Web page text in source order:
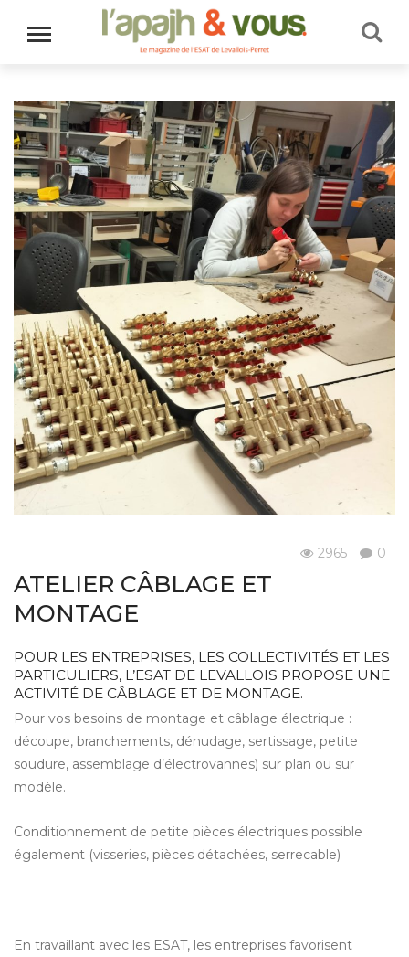
2965 0
ATELIER CÂBLAGE ET
MONTAGE
POUR LES ENTREPRISES, LES COLLECTIVITÉS ET LES
PARTICULIERS, L’ESAT DE LEVALLOIS PROPOSE UNE
ACTIVITÉ DE CÂBLAGE ET DE MONTAGE.
Pour vos besoins de montage et câblage électrique :
découpe, branchements, dénudage, sertissage, petite
soudure, assemblage d’électrovannes) sur plan ou sur
modèle.
Conditionnement de petite pièces électriques possible
également (visseries, pièces détachées, serrecable)
En travaillant avec les ESAT, les entreprises favorisent